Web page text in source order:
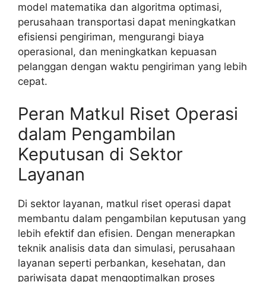
model matematika dan algoritma optimasi,
perusahaan transportasi dapat meningkatkan
efisiensi pengiriman, mengurangi biaya
operasional, dan meningkatkan kepuasan
pelanggan dengan waktu pengiriman yang lebih
cepat.
Peran Matkul Riset Operasi
dalam Pengambilan
Keputusan di Sektor
Layanan
Di sektor layanan, matkul riset operasi dapat
membantu dalam pengambilan keputusan yang
lebih efektif dan efisien. Dengan menerapkan
teknik analisis data dan simulasi, perusahaan
layanan seperti perbankan, kesehatan, dan
pariwisata dapat mengoptimalkan proses